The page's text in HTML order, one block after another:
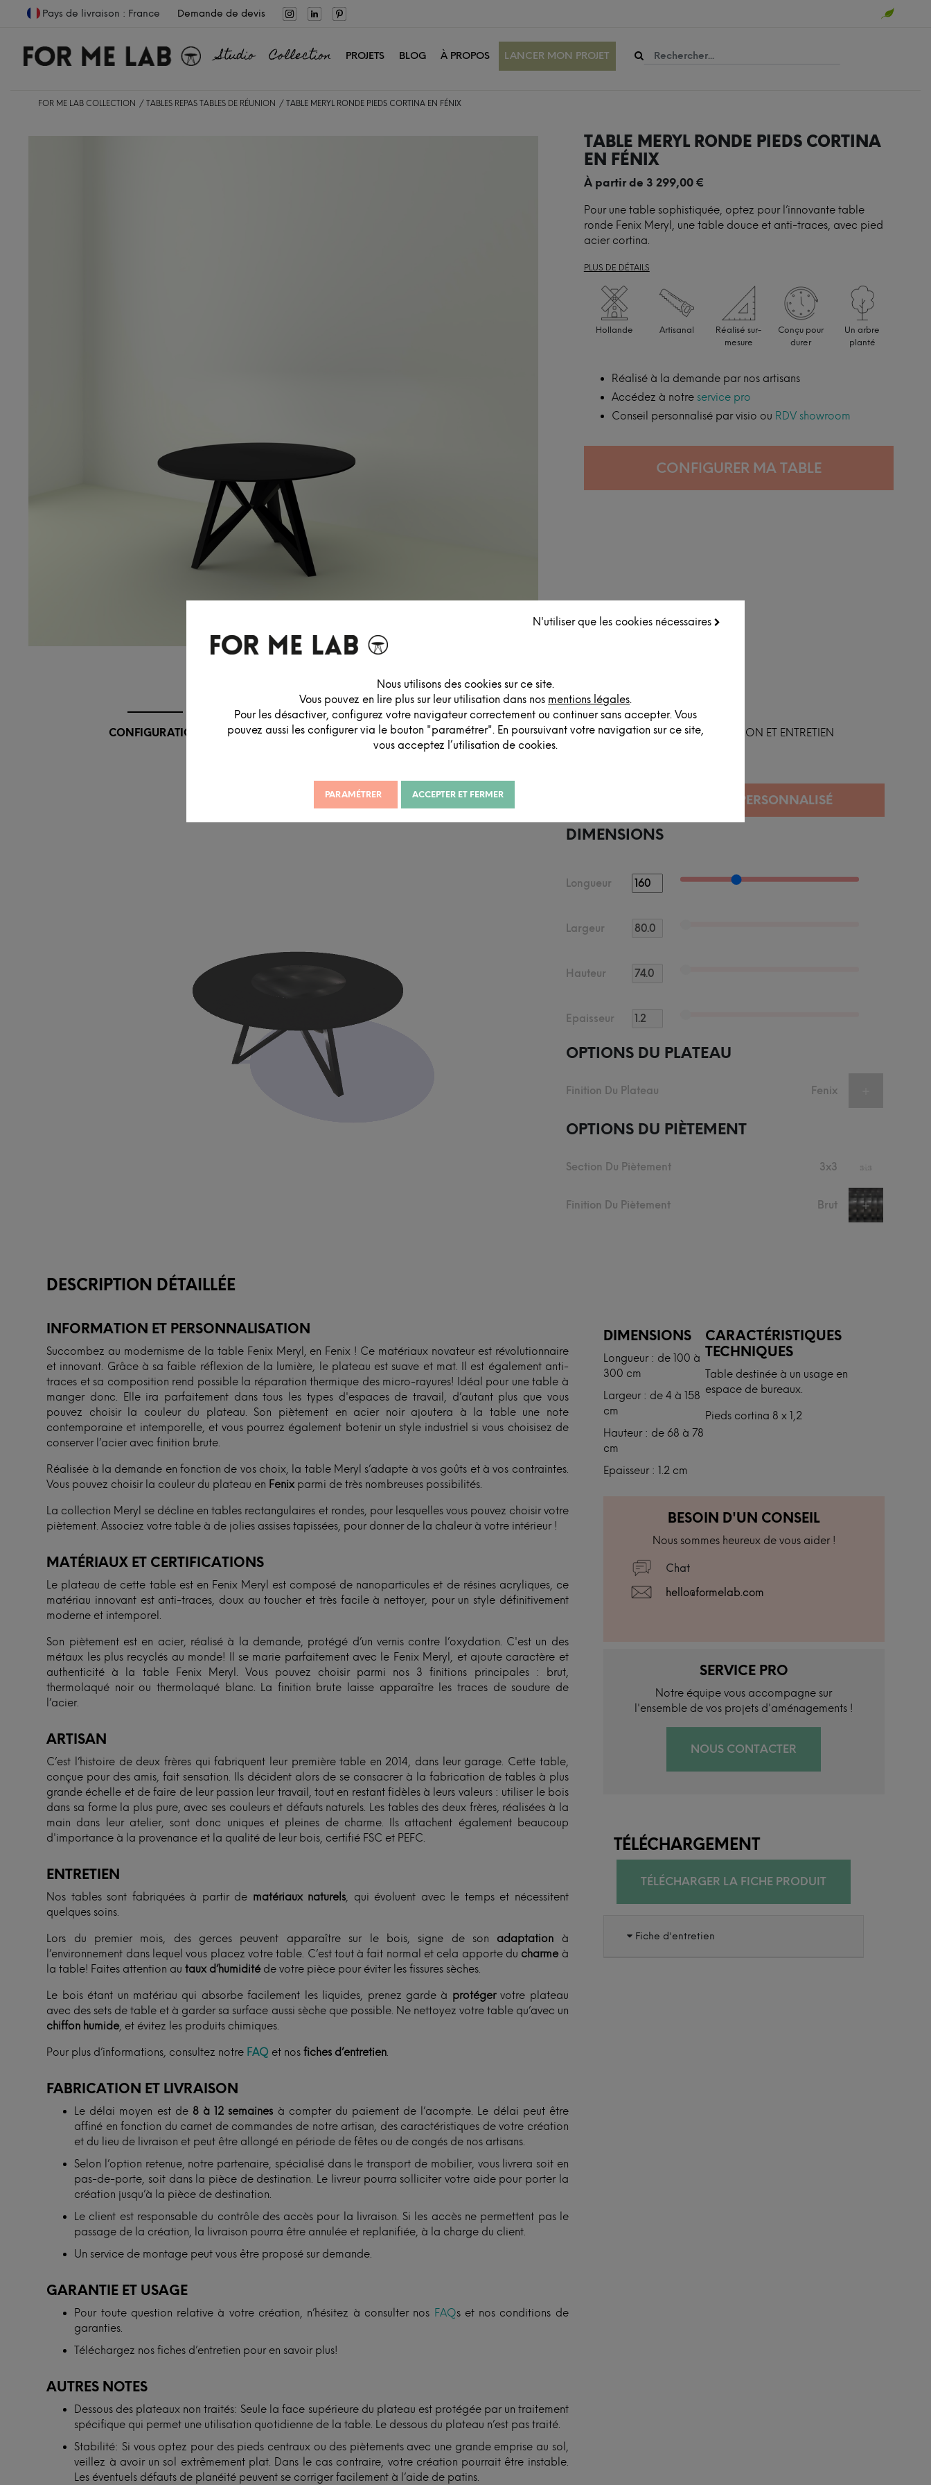
N'utiliser que les cookies nécessaires
Nous utilisons des cookies sur ce site.
Vous pouvez en lire plus sur leur utilisation dans nos mentions légales.
Pour les désactiver, configurez votre navigateur correctement ou continuer sans accepter. Vous
pouvez aussi les configurer via le bouton "paramétrer". En poursuivant votre navigation sur ce site,
vous acceptez l’utilisation de cookies.
PARAMÉTRER ACCEPTER ET FERMER
Pays de livraison : France Demande de devis
Studio Collection PROJETS BLOG À PROPOS LANCER MON PROJET
FOR ME LAB COLLECTION TABLES REPAS TABLES DE RÉUNION TABLE MERYL RONDE PIEDS CORTINA EN FÉNIX
TABLE MERYL RONDE PIEDS CORTINA
EN FÉNIX
À partir de 3 299,00€
Pour une table sophistiquée, optez pour l’innovante table
ronde Fenix Meryl, une table douce et anti-traces, avec pied
acier cortina.
PLUS DE DÉTAILS
Hollande Artisanal
Réalisé sur-
mesure
Conçu pour
durer
Un arbre
planté
Réalisé à la demande par nos artisans
Accédez à notre service pro
Conseil personnalisé par visio ou RDV showroom
CONFIGURER MA TABLE
CONFIGURATION DESCRIPTION DÉTAILLÉE FINITION ET ENTRETIEN
DIMENSIONS
Longueur
Largeur
Hauteur
Epaisseur
OPTIONS DU PLATEAU
Finition Du Plateau Fenix
OPTIONS DU PIÈTEMENT
Section Du Piètement 3x3 +
Finition Du Piètement Brut +
DESCRIPTION DÉTAILLÉE
INFORMATION ET PERSONNALISATION
Succombez au modernisme de la table Fenix Meryl, en Fenix ! Ce matériaux novateur est révolutionnaire
et innovant. Grâce à sa faible réflexion de la lumière, le plateau est suave et mat. Il est également anti-
traces et sa composition rend possible la réparation thermique des micro-rayures! Idéal pour une table à
manger donc. Elle ira parfaitement dans tous les types d'espaces de travail, d’autant plus que vous
pouvez choisir la couleur du plateau. Son piètement en acier noir ajoutera à la table une note
contemporaine et intemporelle, et vous pourrez également botenir un style industriel si vous choisisez de
conserver l’acier avec finition brute.
Réalisée à la demande en fonction de vos choix, la table Meryl s’adapte à vos goûts et à vos contraintes.
Vous pouvez choisir la couleur du plateau en Fenixparmi de très nombreuses possibilités.
La collection Meryl se décline en tables rectangulaires et rondes, pour lesquelles vous pouvez choisir votre
piètement. Associez votre table à de jolies assises tapissées, pour donner de la chaleur à votre intérieur !
MATÉRIAUX ET CERTIFICATIONS
Le plateau de cette table est en Fenix Meryl est composé de nanoparticules et de résines acryliques, ce
matériau innovant est anti-traces, doux au toucher et très facile à nettoyer, pour un style définitivement
moderne et intemporel.
Son piètement est en acier, réalisé à la demande, protégé d’un vernis contre l’oxydation. C'est un des
métaux les plus recyclés au monde! Il se marie parfaitement avec le Fenix Meryl, et ajoute caractère et
authenticité à la table Fenix Meryl. Vous pouvez choisir parmi nos 3 finitions principales : brut,
thermolaqué noir ou thermolaqué blanc. La finition brute laisse apparaître les traces de soudure de
l’acier.
ARTISAN
C’est l’histoire de deux frères qui fabriquent leur première table en 2014, dans leur garage. Cette table,
conçue pour des amis, fait sensation. Ils décident alors de se consacrer à la fabrication de tables à plus
grande échelle et de faire de leur passion leur travail, tout en restant fidèles à leurs valeurs : utiliser le bois
dans sa forme la plus pure, avec ses couleurs et défauts naturels. Les tables des deux frères, réalisées à la
main dans leur atelier, sont donc uniques et pleines de charme. Ils attachent également beaucoup
d'importance à la provenance et la qualité de leur bois, certifié FSC et PEFC.
ENTRETIEN
Nos tables sont fabriquées à partir de matériaux naturels, qui évoluent avec le temps et nécessitent
quelques soins.
Lors du premier mois, des gerces peuvent apparaître sur le bois, signe de son adaptation à
l’environnement dans lequel vous placez votre table. C’est tout à fait normal et cela apporte du charmeà
la table! Faites attention autaux d’humiditéde votre pièce pour éviter les fissures sèches.
Le bois étant un matériau qui absorbe facilement les liquides, prenez garde à protégervotre plateau
avec des sets de table et à garder sa surface aussi sèche que possible. Ne nettoyez votre table qu’avec un
chiffon humide, et évitez les produits chimiques.
Pour plus d’informations, consultez notre FAQ et nosfiches d’entretien.
FABRICATION ET LIVRAISON
Le délai moyen est de 8 à 12 semaines à compter du paiement de l’acompte. Le délai peut être
affiné en fonction du carnet de commandes de notre artisan, des caractéristiques de votre création
et du lieu de livraison et peut être allongé en période de fêtes ou de congés de nos artisans.
Selon l’option retenue, notre partenaire, spécialisé dans le transport de mobilier, vous livrera soit en
pas-de-porte, soit dans la pièce de destination. Le livreur pourra solliciter votre aide pour porter la
création jusqu’à la pièce de destination.
Le client est responsable du contrôle des accès pour la livraison. Si les accès ne permettent pas le
passage de la création, la livraison pourra être annulée et replanifiée, à la charge du client.
Un service de montage peut vous être proposé sur demande.
GARANTIE ET USAGE
Pour toute question relative à votre création, n’hésitez à consulter nos FAQs et nos conditions de
garanties.
Téléchargez nos fiches d’entretien pour en savoir plus!
AUTRES NOTES
Dessous des plateaux non traités: Seule la face supérieure du plateau est protégée par un traitement
spécifique qui permet une utilisation quotidienne de la table. Le dessous du plateau n’est pas traité.
Stabilité: Si vous optez pour des pieds centraux ou des piètements avec une grande emprise au sol,
veillez à avoir un sol extrêmement plat. Dans le cas contraire, votre création pourrait être instable.
Les éventuels défauts de planéité peuvent se corriger facilement à l’aide de patins.
DIMENSIONS
Longueur : de 100 à
300 cm
Largeur : de 4 à 158
cm
Hauteur : de 68 à 78
cm
Epaisseur : 1.2 cm
CARACTÉRISTIQUES
TECHNIQUES
Table destinée à un usage en
espace de bureaux.
Pieds cortina 8 x 1,2
BESOIN D'UN CONSEIL
Nous sommes heureux de vous aider !
Chat
hello@formelab.com
SERVICE PRO
Notre équipe vous accompagne sur
l'ensemble de vos projets d'aménagements !
NOUS CONTACTER
TÉLÉCHARGEMENT
TÉLÉCHARGER LA FICHE PRODUIT
Fiche d'entretien